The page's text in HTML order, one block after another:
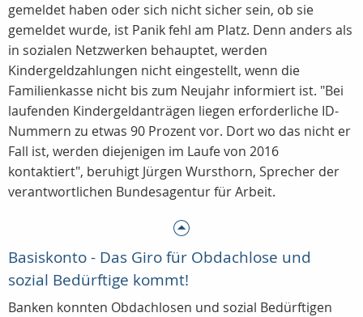
gemeldet haben oder sich nicht sicher sein, ob sie
gemeldet wurde, ist Panik fehl am Platz. Denn anders als
in sozialen Netzwerken behauptet, werden
Kindergeldzahlungen nicht eingestellt, wenn die
Familienkasse nicht bis zum Neujahr informiert ist. "Bei
laufenden Kindergeldanträgen liegen erforderliche ID-
Nummern zu etwas 90 Prozent vor. Dort wo das nicht er
Fall ist, werden diejenigen im Laufe von 2016
kontaktiert", beruhigt Jürgen Wursthorn, Sprecher der
verantwortlichen Bundesagentur für Arbeit.
Basiskonto - Das Giro für Obdachlose und
sozial Bedürftige kommt!
Banken konnten Obdachlosen und sozial Bedürftigen